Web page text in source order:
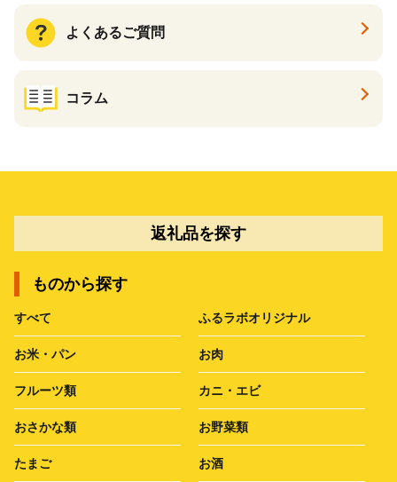
よくあるご質問
コラム
返礼品を探す
ものから探す
すべて ふるラボオリジナル
お米・パン お肉
フルーツ類 カニ・エビ
おさかな類 お野菜類
たまご お酒